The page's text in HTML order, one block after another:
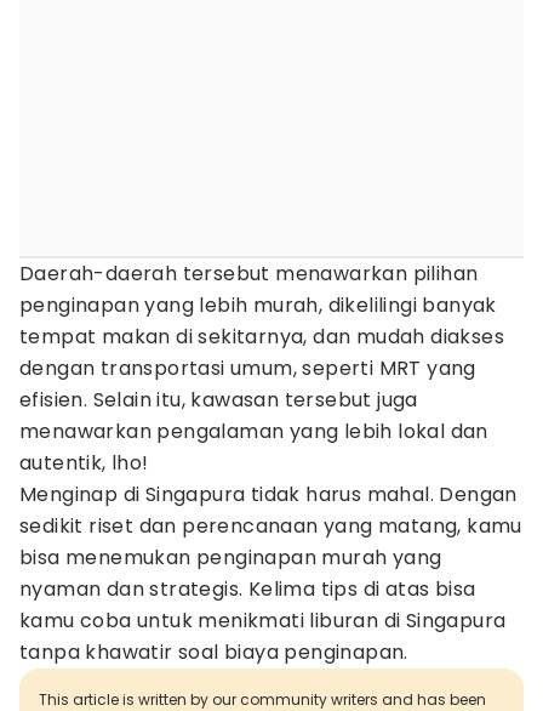
Daerah-daerah tersebut menawarkan pilihan
penginapan yang lebih murah, dikelilingi banyak
tempat makan di sekitarnya, dan mudah diakses
dengan transportasi umum, seperti MRT yang
efisien. Selain itu, kawasan tersebut juga
menawarkan pengalaman yang lebih lokal dan
autentik, lho!
Menginap di Singapura tidak harus mahal. Dengan
sedikit riset dan perencanaan yang matang, kamu
bisa menemukan penginapan murah yang
nyaman dan strategis. Kelima tips di atas bisa
kamu coba untuk menikmati liburan di Singapura
tanpa khawatir soal biaya penginapan.
This article is written by our community writers and has been